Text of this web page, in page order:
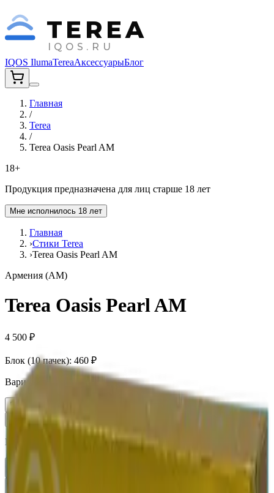
TEREA
IQOS.RU
IQOS IlumaTereaАксессуарыБлог
Главная
/
Terea
/
Terea Oasis Pearl AM
18+
Продукция предназначена для лиц старше 18 лет
Мне исполнилось 18 лет
Главная
›Стики Terea
›Terea Oasis Pearl AM
Армения (AM)
Terea Oasis Pearl AM
4 500 ₽
Блок (10 пачек): 460 ₽
Вариант
Пачка
Блок × 104 500 ₽
Количество